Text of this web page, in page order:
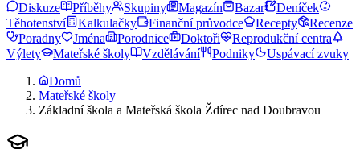
Diskuze Příběhy Skupiny Magazín Bazar
Deníček
Těhotenství
Kalkulačky Finanční průvodce Recepty
Recenze
Poradny
Jména Porodnice Doktoři
Reprodukční centra
Výlety
Mateřské školy Vzdělávání Podniky
Uspávací zvuky
Domů
Mateřské školy
Základní škola a Mateřská škola Ždírec nad Doubravou